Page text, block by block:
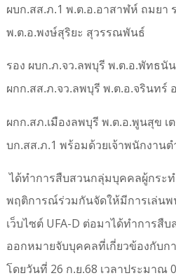
ผบก.สส.ภ.1 พ.ต.อ.อาสาฬห์ ถมยา
พ.ต.อ.พงษ์สุริยะ สุวรรณพันธ์
รอง ผบก.ภ.จว.ลพบุรี พ.ต.อ.พัทธนั
ผกก.สส.ภ.จว.ลพบุรี พ.ต.อ.จรินทร์
ผกก.สภ.เมืองลพบุรี พ.ต.อ.พูนสุข เ
บก.สส.ภ.1 พร้อมด้วยเจ้าพนักงานต
ได้ทำการสืบสวนกลุ่มบุคคลผู้กระ
พฤติการณ์ร่วมกันจัดให้มีการเล่นพ
เว็บไซต์ UFA-D ต่อมาได้ทำการสื
ออกหมายจับบุคคลที่เกี่ยวข้องกับก
โดยวันที่ 26 ก.ย.68 เวลาประมาณ